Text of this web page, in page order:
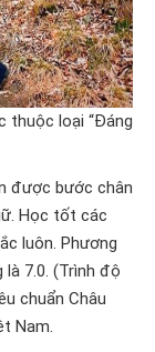
thuộc loại “Đáng
được bước chân
Học tốt các
luôn. Phương
là 7.0. (Trình độ
chuẩn Châu
Nam.